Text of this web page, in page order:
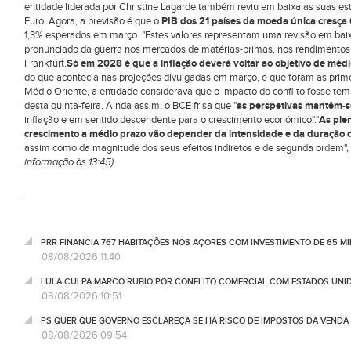
entidade liderada por Christine Lagarde também reviu em baixa as suas
Euro. Agora, a previsão é que oPIB dos 21 países da moeda única cresça
1,3% esperados em março. "Estes valores representam uma revisão em
pronunciado da guerra nos mercados de matérias-primas, nos
Frankfurt.Só em 2028 é que a inflação deverá voltar ao objetivo de
do que acontecia nas projeções divulgadas em março, e que foram as
Médio Oriente, a entidade considerava que o impacto do conflito fosse
desta quinta-feira. Ainda assim, o BCE frisa que "as perspetivas mantêm-
inflação e em sentido descendente para o crescimento económico"."As
crescimento a médio prazo vão depender da intensidade e da duração
assim como da magnitude dos seus efeitos indiretos e de segunda
informação às 13:45)
PRR FINANCIA 767 HABITAÇÕES NOS AÇORES COM INVESTIMENTO DE 65
08/08/2026 11:40
LULA CULPA MARCO RUBIO POR CONFLITO COMERCIAL COM ESTADOS
08/08/2026 10:51
PS QUER QUE GOVERNO ESCLAREÇA SE HÁ RISCO DE IMPOSTOS DA
08/08/2026 09:54